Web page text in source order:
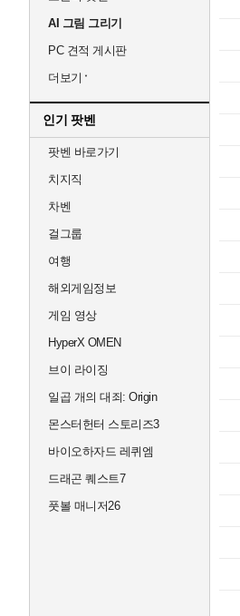
AI 그림 그리기
PC 견적 게시판
더보기
인기 팟벤
팟벤 바로가기
치지직
차벤
걸그룹
여행
해외게임정보
게임 영상
HyperX OMEN
브이 라이징
일곱 개의 대죄: Origin
몬스터헌터 스토리즈3
바이오하자드 레퀴엠
드래곤 퀘스트7
풋볼 매니저26